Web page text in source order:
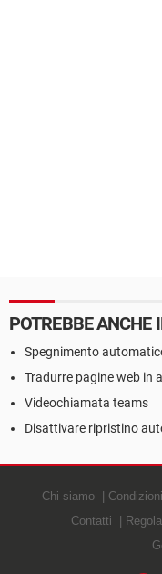
POTREBBE ANCHE
Spegnimento
Tradurre pagine web in
Videochiamata teams
Disattivare ripristino
Chi siamo
Contatti